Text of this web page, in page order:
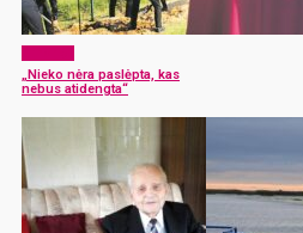
„Nieko nėra paslėpta, kas
nebus atidengta“